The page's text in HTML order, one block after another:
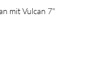
mit Vulcan 7"